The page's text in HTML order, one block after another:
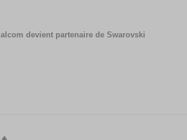
devient partenaire de Swarovski